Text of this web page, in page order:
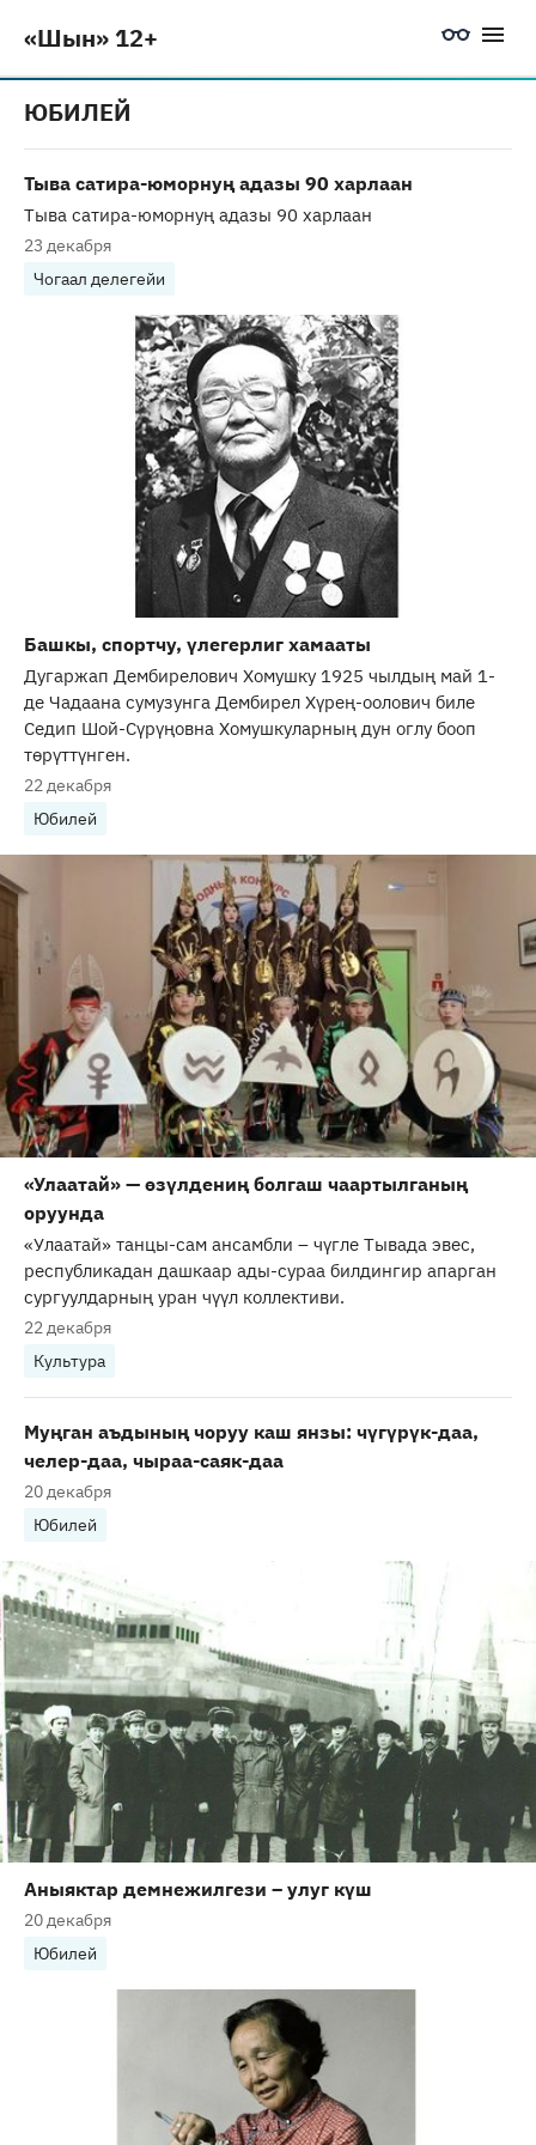
«Шын» 12+
ЮБИЛЕЙ
Тыва сатира-юморнуң адазы 90 харлаан
Тыва сатира-юморнуң адазы 90 харлаан
23 декабря
Чогаал делегейи
Башкы, спортчу, үлегерлиг хамааты
Дугаржап Дембирелович Хомушку 1925 чылдың май 1-
де Чадаана сумузунга Дембирел Хүрең-оолович биле
Седип Шой-Сүрүңовна Хомушкуларның дун оглу бооп
төрүттүнген.
22 декабря
Юбилей
«Улаатай» — өзүлдениң болгаш чаартылганың
оруунда
«Улаатай» танцы-сам ансамбли – чүгле Тывада эвес,
республикадан дашкаар ады-сураа билдингир апарган
сургуулдарның уран чүүл коллективи.
22 декабря
Культура
Муңган аъдының чоруу каш янзы: чүгүрүк-даа,
челер-даа, чыраа-саяк-даа
20 декабря
Юбилей
Аныяктар демнежилгези – улуг күш
20 декабря
Юбилей